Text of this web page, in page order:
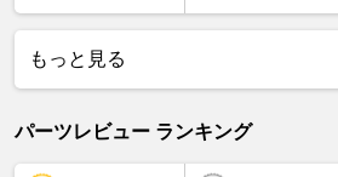
もっと見る
パーツレビュー ランキング